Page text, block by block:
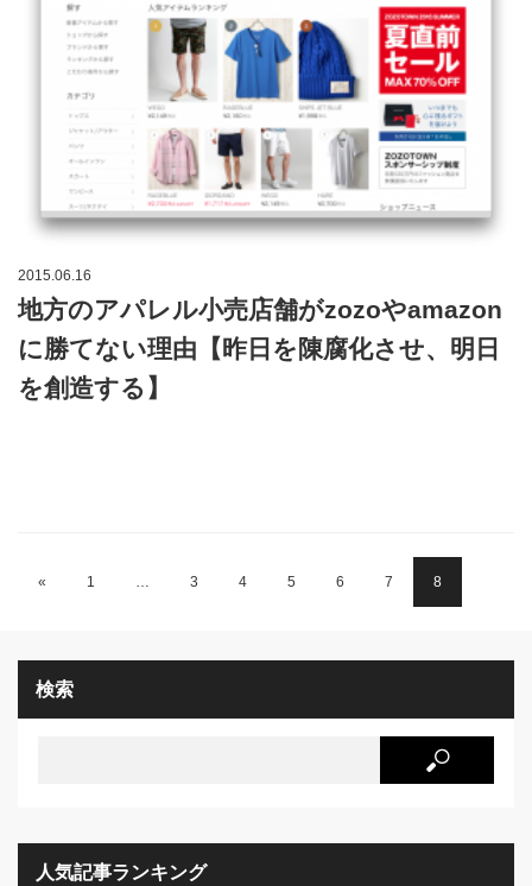
2015.06.16
地方のアパレル小売店舗がzozoやamazon
に勝てない理由【昨日を陳腐化させ、明日
を創造する】
« 1 3 4 5 6 7 8
検索
人気記事ランキング